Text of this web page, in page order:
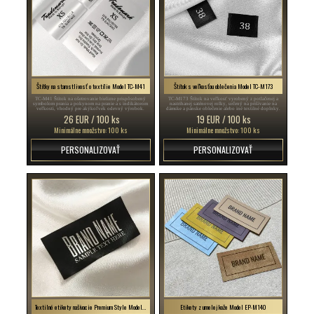
Štítky na starostlivosť o textílie Model TC-M41
TC-M41 Štítok na ošetrovanie bielizne prispôsobený
symbolom prania a pokynom na pranie a s indikátorom
veľkosti, vhodný pre akýkoľvek odevný výrobok.
26 EUR / 100 ks
Minimálne množstvo: 100 ks
PERSONALIZOVAŤ
Štítok s veľkosťou oblečenia Model TC-M173
TC-M173 Štítok na veľkosť vyrobený z potlačenej a
nastrihanej saténovej rolky, určený na prišívanie na
dámske a pánske oblečenie alebo iné textilné doplnky.
19 EUR / 100 ks
Minimálne množstvo: 100 ks
PERSONALIZOVAŤ
Etikety z umelej kože Model EP-M140